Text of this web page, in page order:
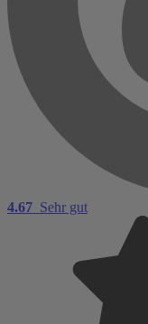
4.67 Sehr gut